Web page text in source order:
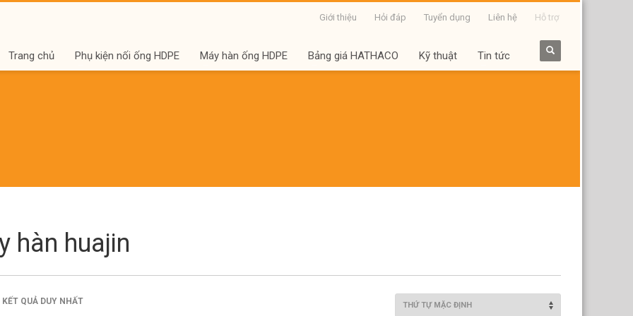
Hỗ trợ
Giới thiệu Hỏi đáp Tuyển dụng Liên hệ
Trang chủ Phụ kiện nối ống HDPE Máy hàn ống HDPE Bảng giá HATHACO Kỹ thuật Tin tức
hàn huajin
QUẢ DUY NHẤT